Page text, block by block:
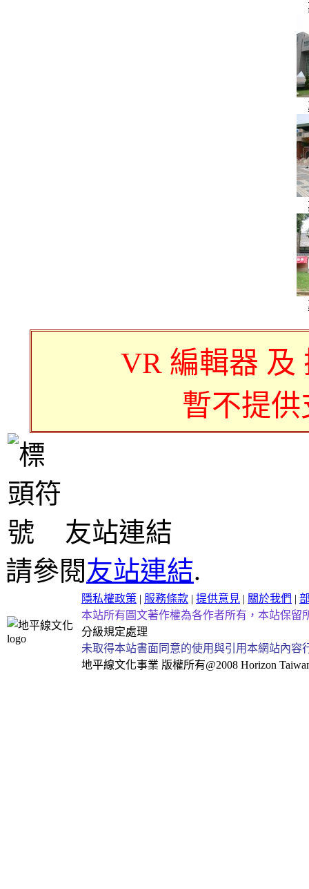
VR 編輯器 及
暫不提
友站連結
請參閱友站連結.
隱私權政策 | 服務條款 | 提供意見 | 關於我們 |
本站所有圖文著作權為各作者所有，本站保留
分級規定處理
未取得本站書面同意的使用與引用本網站內
地平線文化事業 版權所有@2008 Horizon